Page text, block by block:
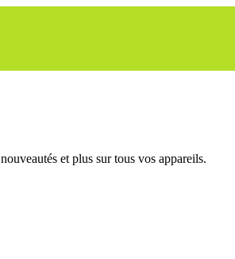
et plus sur tous vos appareils.